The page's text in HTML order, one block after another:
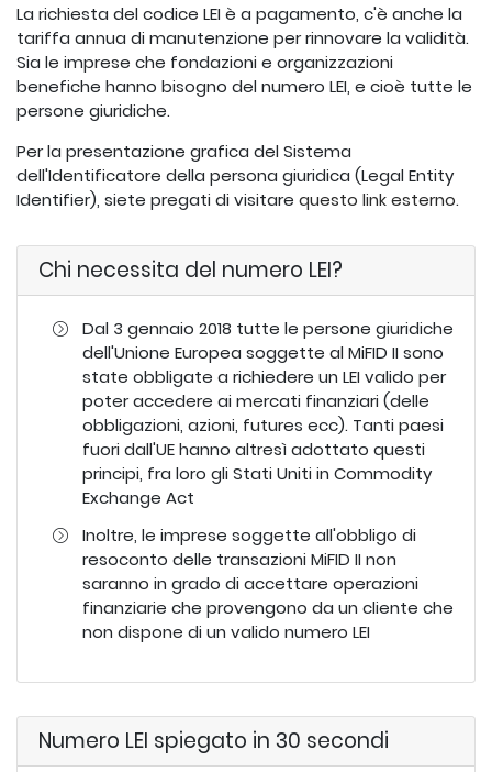
La richiesta del codice LEI è a pagamento, c'è anche la
tariffa annua di manutenzione per rinnovare la validità.
Sia le imprese che fondazioni e organizzazioni
benefiche hanno bisogno del numero LEI, e cioè tutte le
persone giuridiche.
Per la presentazione grafica del Sistema
dell'Identificatore della persona giuridica (Legal Entity
Identifier), siete pregati di visitare questo link esterno.
Chi necessita del numero LEI?
Dal 3 gennaio 2018 tutte le persone giuridiche
dell'Unione Europea soggette al MiFID II sono
state obbligate a richiedere un LEI valido per
poter accedere ai mercati finanziari (delle
obbligazioni, azioni, futures ecc). Tanti paesi
fuori dall'UE hanno altresì adottato questi
principi, fra loro gli Stati Uniti in Commodity
Exchange Act
Inoltre, le imprese soggette all'obbligo di
resoconto delle transazioni MiFID II non
saranno in grado di accettare operazioni
finanziarie che provengono da un cliente che
non dispone di un valido numero LEI
Numero LEI spiegato in 30 secondi